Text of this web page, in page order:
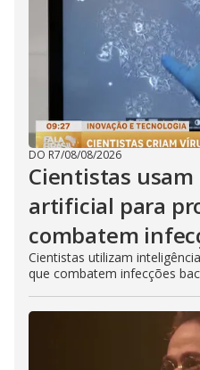
DO R7/08/08/2026
Cientistas
artificial para
combatem
Cientistas utilizam
que combatem infecções